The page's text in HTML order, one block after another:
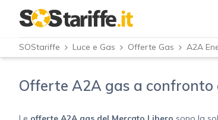
SOStariffe Luce e Gas Offerte Gas A2A
Offerte A2A gas a confronto